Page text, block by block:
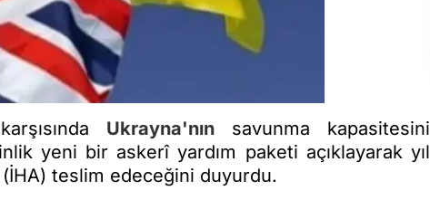
Ukrayna'nın savunma kapasitesini
yeni bir askerî yardım paketi açıklayarak yıl
(İHA) teslim edeceğini duyurdu.